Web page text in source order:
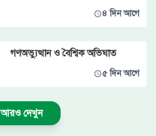
৪ দিন আগে
গণঅভ্যুত্থান ও বৈশ্বিক অভিঘাত
৫ দিন আগে
আরও দেখুন